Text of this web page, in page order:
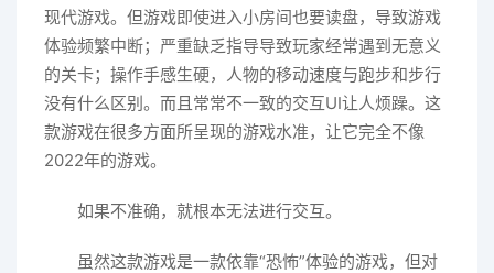
现代游戏。但游戏即使进入小房间也要读盘，导致游戏
体验频繁中断；严重缺乏指导导致玩家经常遇到无意义
的关卡；操作手感生硬，人物的移动速度与跑步和步行
没有什么区别。而且常常不一致的交互UI让人烦躁。这
款游戏在很多方面所呈现的游戏水准，让它完全不像
2022年的游戏。
如果不准确，就根本无法进行交互。
虽然这款游戏是一款依靠“恐怖”体验的游戏，但对